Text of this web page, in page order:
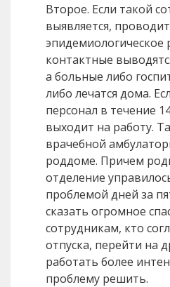
Второе. Если такой
выявляется,
эпидемиологическое
контактные
а больные либо
либо лечатся дома.
персонал в течение
выходит на работу.
врачебной
роддоме. Причем
отделение
проблемой дней за
сказать огромное
сотрудникам, кто
отпуска, перейти на
работать более
проблему решить.